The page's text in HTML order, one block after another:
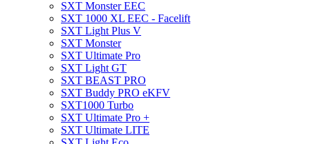
SXT Monster EEC
SXT 1000 XL EEC - Facelift
SXT Light Plus V
SXT Monster
SXT Ultimate Pro
SXT Light GT
SXT BEAST PRO
SXT Buddy PRO eKFV
SXT1000 Turbo
SXT Ultimate Pro +
SXT Ultimate LITE